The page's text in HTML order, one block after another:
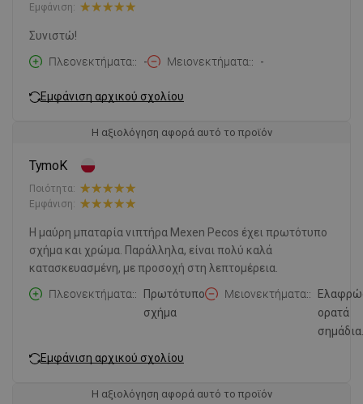
Εμφάνιση:
Συνιστώ!
Πλεονεκτήματα:
- Μειονεκτήματα: -
Εμφάνιση αρχικού σχολίου
Η αξιολόγηση αφορά αυτό το προϊόν
TymoK
Ποιότητα:
Εμφάνιση:
Η μαύρη μπαταρία νιπτήρα Mexen Pecos έχει πρωτότυπο
σχήμα και χρώμα. Παράλληλα, είναι πολύ καλά
κατασκευασμένη, με προσοχή στη λεπτομέρεια.
Πλεονεκτήματα:
Πρωτότυπο
σχήμα
Μειονεκτήματα:
ορατά
σημάδια.
Εμφάνιση αρχικού σχολίου
Η αξιολόγηση αφορά αυτό το προϊόν